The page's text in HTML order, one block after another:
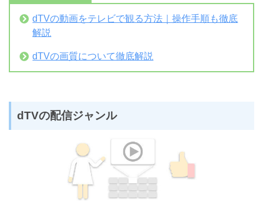
dTVの動画をテレビで観る方法｜操作手順も徹底
解説
dTVの画質について徹底解説
dTVの配信ジャンル